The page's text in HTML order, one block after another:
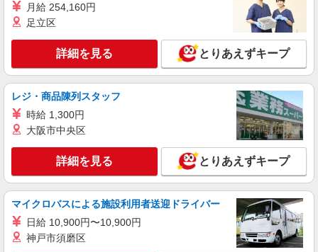
PUCCI
正社員：月給220,000円〜300,000円 ※経験・
勤続年数により異なる ※試用期間3ヵ月は同条件
※経験・能力により優遇します。
沖縄県豊見城市豊崎1-188 沖縄アウトレット
モールあしびなー 1F
キープ 詳細を見る
アルバイト パート 契約社員
販売スタッフ
1,500円 ※経験・能力により優遇します。
沖縄県豊見城市豊崎1-188 沖縄アウトレット
月給 254,160円
足立区
詳細を見る とりあえずキープ
レジ・商品陳列スタッフ
時給 1,300円
大阪市中央区
詳細を見る とりあえずキープ
マイクロバスによる施設利用者送迎ドライバー
日給 10,900円〜10,900円
神戸市須磨区